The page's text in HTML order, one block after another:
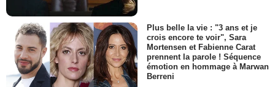
Plus belle la vie : "3 ans et je
crois encore te voir", Sara
Mortensen et Fabienne Carat
prennent la parole ! Séquence
émotion en hommage à Marwan
Berreni